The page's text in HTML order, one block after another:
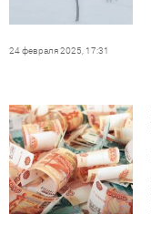
24 февраля 2025, 17:31